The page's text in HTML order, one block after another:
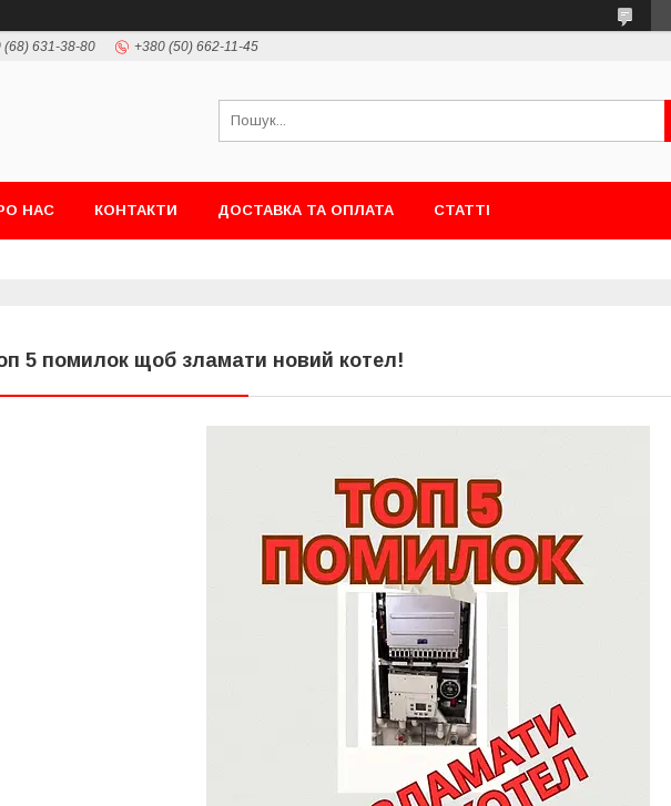
(68) 631-38-80 +380 (50) 662-11-45
НАС КОНТАКТИ ДОСТАВКА ТА ОПЛАТА СТАТТІ
5 помилок щоб зламати новий котел!